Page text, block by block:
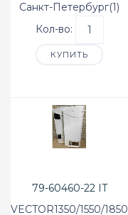
Санкт-Петербург(1)
Кол-во:
КУПИТЬ
79-60460-22 IT
VECTOR1350/1550/1850